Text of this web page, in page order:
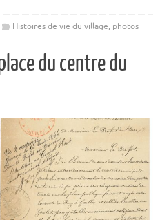
Histoires de vie du village, photos
du centre du